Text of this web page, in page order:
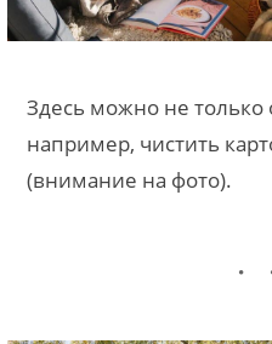
Здесь можно не только
например, чистить
(внимание на фото).